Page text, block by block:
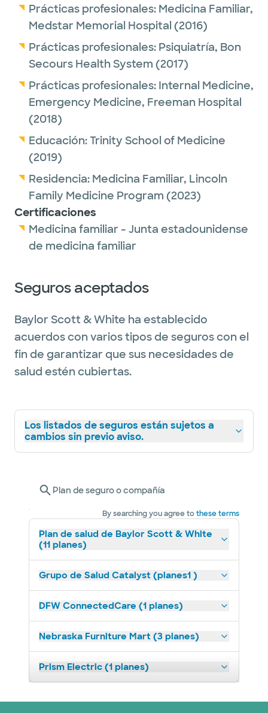
Prácticas profesionales: Medicina Familiar,
Medstar Memorial Hospital (2016)
Prácticas profesionales: Psiquiatría, Bon
Secours Health System (2017)
Prácticas profesionales: Internal Medicine,
Emergency Medicine, Freeman Hospital
(2018)
Educación:Trinity School of Medicine
(2019)
Residencia: Medicina Familiar, Lincoln
Family Medicine Program (2023)
Certificaciones
Medicina familiar - Junta estadounidense
de medicina familiar
Seguros aceptados
Baylor Scott & White ha establecido
acuerdos con varios tipos de seguros con el
fin de garantizar que sus necesidades de
salud estén cubiertas.
Los listados de seguros están sujetos a
cambios sin previo aviso.
Plan de seguro o compañía
By searching you agree tothese terms
Plan de salud de Baylor Scott & White
(11 planes)
Grupo de Salud Catalyst (planes1 )
DFW ConnectedCare (1 planes)
Nebraska Furniture Mart (3 planes)
Prism Electric (1 planes)